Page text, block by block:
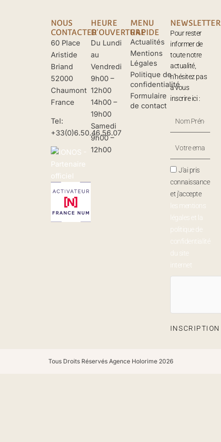
NOUS
CONTACTER
60 Place
Aristide
Briand
52000
Chaumont
France
Tel:
+33(0)6.50.46.56.07
HEURE
D'OUVERTURE
Du Lundi
au
Vendredi
9h00 –
12h00
14h00 –
19h00
Samedi
9h00 –
12h00
MENU
RAPIDE
Actualités
Mentions
Légales
Politique de
confidentialité
Formulaire
de contact
NEWSLETTER
Pour rester
informer de
toute notre
actualité,
n’hésitez pas
à vous
inscrire ici :
J'ai pris
connaissance
et j'accepte
les mentions
légales et la
politique de
confidentialité
du site
internet
Tous Droits Réservés Agence Holorime 2026